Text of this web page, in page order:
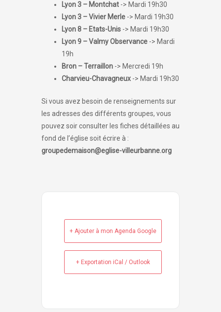
Lyon 3 – Montchat -> Mardi 19h30
Lyon 3 – Vivier Merle -> Mardi 19h30
Lyon 8 – Etats-Unis -> Mardi 19h30
Lyon 9 – Valmy Observance -> Mardi
19h
Bron – Terraillon -> Mercredi 19h
Charvieu-Chavagneux -> Mardi 19h30
Si vous avez besoin de renseignements sur
les adresses des différents groupes, vous
pouvez soir consulter les fiches détaillées au
fond de l’église soit écrire à :
groupedemaison@eglise-villeurbanne.org
+ Ajouter à mon Agenda Google
+ Exportation iCal / Outlook